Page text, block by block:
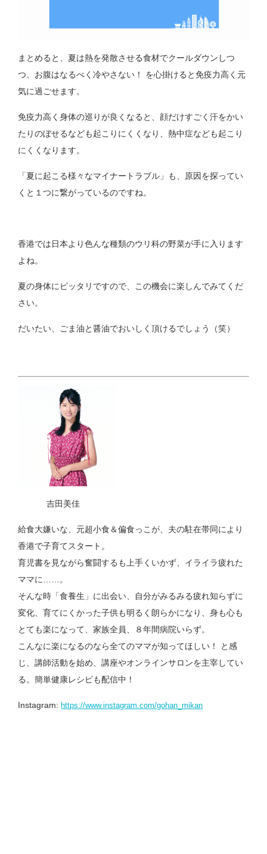
まとめると、夏は熱を発散させる食材でクールダウンしつ
つ、お腹はなるべく冷やさない！ を心掛けると免疫力高く元
気に過ごせます。
免疫力高く身体の巡りが良くなると、顔だけすごく汗をかい
たりのぼせるなども起こりにくくなり、熱中症なども起こり
にくくなります。
「夏に起こる様々なマイナートラブル」も、原因を探ってい
くと１つに繋がっているのですね。
香港では日本より色んな種類のウリ科の野菜が手に入ります
よね。
夏の身体にピッタリですので、この機会に楽しんでみてくだ
さい。
だいたい、ごま油と醤油でおいしく頂けるでしょう（笑）
吉田美佳
給食大嫌いな、元超小食＆偏食っこが、夫の駐在帯同により
香港で子育てスタート。
育児書を見ながら奮闘するも上手くいかず、イライラ疲れた
ママに……。
そんな時「食養生」に出会い、自分がみるみる疲れ知らずに
変化、育てにくかった子供も明るく朗らかになり、身も心も
とても楽になって、家族全員、８年間病院いらず。
こんなに楽になるのなら全てのママが知ってほしい！ と感
じ、講師活動を始め、講座やオンラインサロンを主宰してい
る。簡単健康レシピも配信中！
Instagram:https://www.instagram.com/gohan_mikan